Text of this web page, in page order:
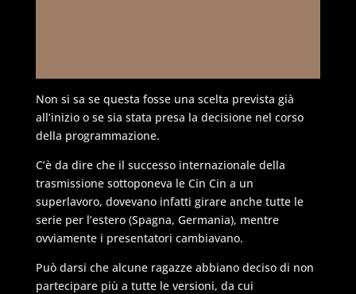
Non si sa se questa fosse una scelta prevista già
all’inizio o se sia stata presa la decisione nel corso
della programmazione.
C’è da dire che il successo internazionale della
trasmissione sottoponeva le Cin Cin a un
superlavoro, dovevano infatti girare anche tutte le
serie per l’estero (Spagna, Germania), mentre
ovviamente i presentatori cambiavano.
Può darsi che alcune ragazze abbiano deciso di non
partecipare più a tutte le versioni, da cui